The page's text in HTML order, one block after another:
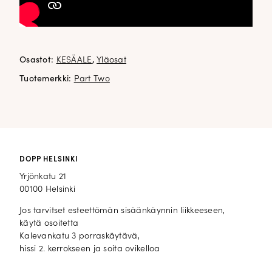
Osastot: KESÄALE, Yläosat
Tuotemerkki: Part Two
DOPP HELSINKI
Yrjönkatu 21
00100 Helsinki
Jos tarvitset esteettömän sisäänkäynnin liikkeeseen,
käytä osoitetta
Kalevankatu 3 porraskäytävä,
hissi 2. kerrokseen ja soita ovikelloa